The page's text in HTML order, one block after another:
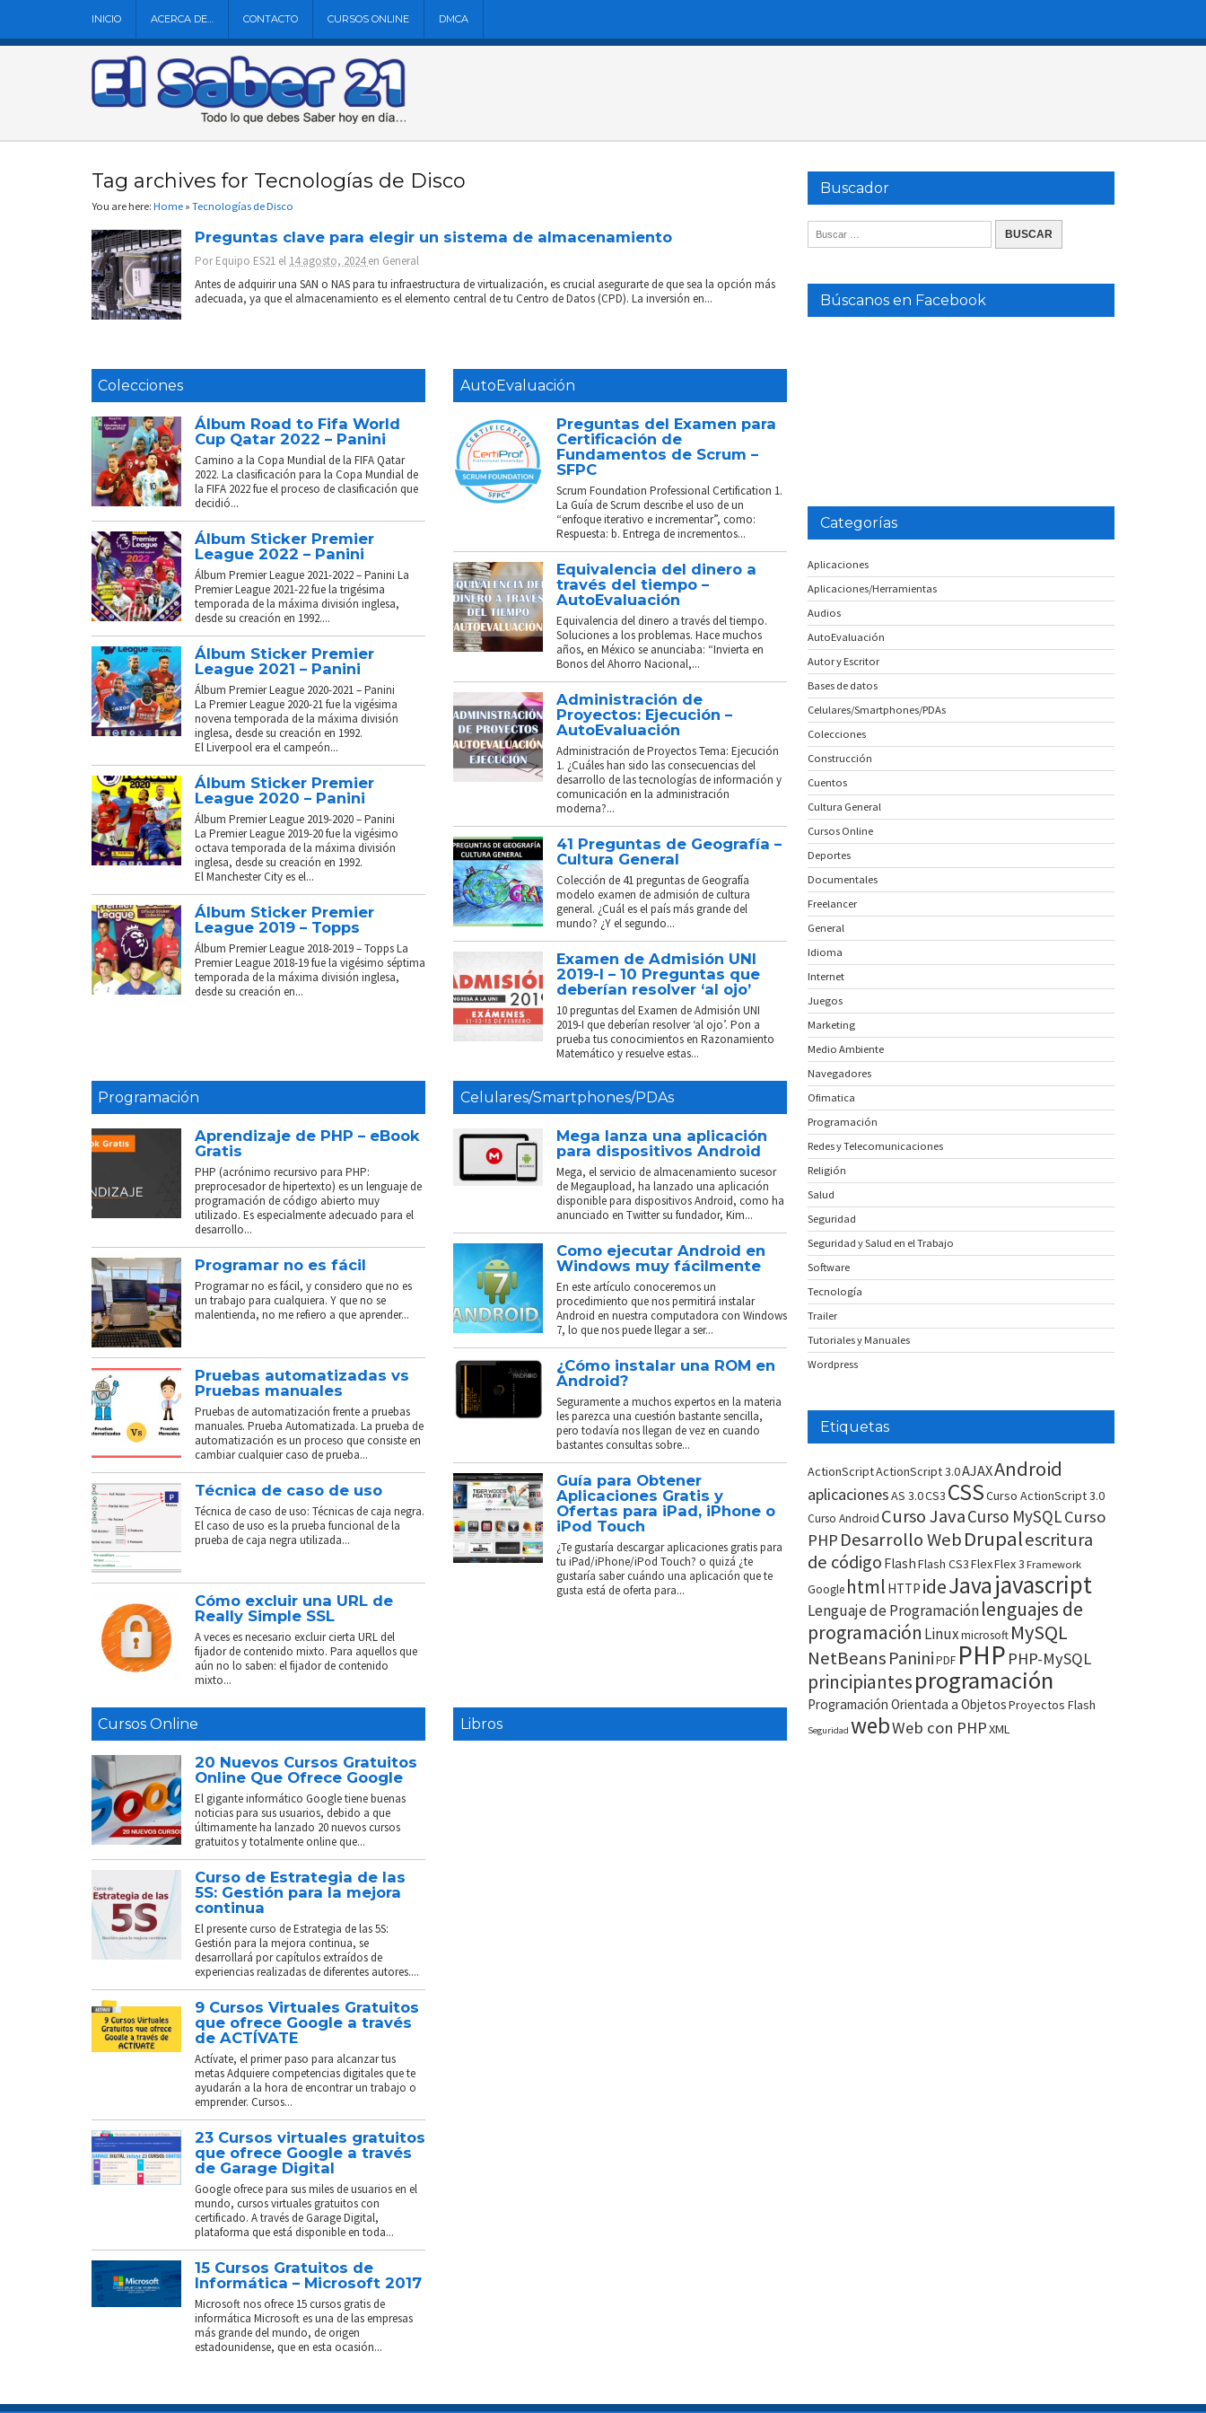
INICIO ACERCA DE… CONTACTO CURSOS ONLINE DMCA
Tag archives for Tecnologías de Disco
You are here: Home » Tecnologías de Disco
Preguntas clave para elegir un sistema de almacenamiento
PorEquipo ES21 el 14 agosto, 2024en General
Antes de adquirir una SAN o NAS para tu infraestructura de virtualización, es crucial asegurarte de que sea la opción más
adecuada, ya que el almacenamiento es el elemento central de tu Centro de Datos (CPD). La inversión en...
Colecciones
Álbum Road to Fifa World
Cup Qatar 2022 – Panini
Camino a la Copa Mundial de la FIFA Qatar
2022. La clasificación para la Copa Mundial de
la FIFA 2022 fue el proceso de clasificación que
decidió...
Álbum Sticker Premier
League 2022 – Panini
Álbum Premier League 2021-2022 – Panini La
Premier League 2021-22 fue la trigésima
temporada de la máxima división inglesa,
desde su creación en 1992....
Álbum Sticker Premier
League 2021 – Panini
Álbum Premier League 2020-2021 – Panini
La Premier League 2020-21 fue la vigésima
novena temporada de la máxima división
inglesa, desde su creación en 1992.
El Liverpool era el campeón...
Álbum Sticker Premier
League 2020 – Panini
Álbum Premier League 2019-2020 – Panini
La Premier League 2019-20 fue la vigésimo
octava temporada de la máxima división
inglesa, desde su creación en 1992.
El Manchester City es el...
Álbum Sticker Premier
League 2019 – Topps
Álbum Premier League 2018-2019 – Topps La
Premier League 2018-19 fue la vigésimo séptima
temporada de la máxima división inglesa,
desde su creación en...
AutoEvaluación
Preguntas del Examen para
Certificación de
Fundamentos de Scrum –
SFPC
Scrum Foundation Professional Certification 1.
La Guía de Scrum describe el uso de un
“enfoque iterativo e incrementar”, como:
Respuesta: b. Entrega de incrementos...
Equivalencia del dinero a
través del tiempo –
AutoEvaluación
Equivalencia del dinero a través del tiempo.
Soluciones a los problemas. Hace muchos
años, en México se anunciaba: “Invierta en
Bonos del Ahorro Nacional,...
Administración de
Proyectos: Ejecución –
AutoEvaluación
Administración de Proyectos Tema: Ejecución
1. ¿Cuáles han sido las consecuencias del
desarrollo de las tecnologías de información y
comunicación en la administración
moderna?...
41 Preguntas de Geografía –
Cultura General
Colección de 41 preguntas de Geografía
modelo examen de admisión de cultura
general. ¿Cuál es el país más grande del
mundo? ¿Y el segundo...
Examen de Admisión UNI
2019-I – 10 Preguntas que
deberían resolver ‘al ojo’
10 preguntas del Examen de Admisión UNI
2019-I que deberían resolver ‘al ojo’. Pon a
prueba tus conocimientos en Razonamiento
Matemático y resuelve estas...
Programación
Aprendizaje de PHP – eBook
Gratis
PHP (acrónimo recursivo para PHP:
preprocesador de hipertexto) es un lenguaje de
programación de código abierto muy
utilizado. Es especialmente adecuado para el
desarrollo...
Programar no es fácil
Programar no es fácil, y considero que no es
un trabajo para cualquiera. Y que no se
malentienda, no me refiero a que aprender...
Pruebas automatizadas vs
Pruebas manuales
Pruebas de automatización frente a pruebas
manuales. Prueba Automatizada. La prueba de
automatización es un proceso que consiste en
cambiar cualquier caso de prueba...
Técnica de caso de uso
Técnica de caso de uso: Técnicas de caja negra.
El caso de uso es la prueba funcional de la
prueba de caja negra utilizada...
Cómo excluir una URL de
Really Simple SSL
A veces es necesario excluir cierta URL del
fijador de contenido mixto. Para aquellos que
aún no lo saben: el fijador de contenido
mixto...
Celulares/Smartphones/PDAs
Mega lanza una aplicación
para dispositivos Android
Mega, el servicio de almacenamiento sucesor
de Megaupload, ha lanzado una aplicación
disponible para dispositivos Android, como ha
anunciado en Twitter su fundador, Kim...
Como ejecutar Android en
Windows muy fácilmente
En este artículo conoceremos un
procedimiento que nos permitirá instalar
Android en nuestra computadora con Windows
7, lo que nos puede llegar a ser...
¿Cómo instalar una ROM en
Android?
Seguramente a muchos expertos en la materia
les parezca una cuestión bastante sencilla,
pero todavía nos llegan de vez en cuando
bastantes consultas sobre...
Guía para Obtener
Aplicaciones Gratis y
Ofertas para iPad, iPhone o
iPod Touch
¿Te gustaría descargar aplicaciones gratis para
tu iPad/iPhone/iPod Touch? o quizá ¿te
gustaría saber cuándo una aplicación que te
gusta está de oferta para...
Cursos Online
20 Nuevos Cursos Gratuitos
Online Que Ofrece Google
El gigante informático Google tiene buenas
noticias para sus usuarios, debido a que
últimamente ha lanzado 20 nuevos cursos
gratuitos y totalmente online que...
Curso de Estrategia de las
5S: Gestión para la mejora
continua
El presente curso de Estrategia de las 5S:
Gestión para la mejora continua, se
desarrollará por capítulos extraídos de
experiencias realizadas de diferentes autores....
9 Cursos Virtuales Gratuitos
que ofrece Google a través
de ACTÍVATE
Actívate, el primer paso para alcanzar tus
metas Adquiere competencias digitales que te
ayudarán a la hora de encontrar un trabajo o
emprender. Cursos...
23 Cursos virtuales gratuitos
que ofrece Google a través
de Garage Digital
Google ofrece para sus miles de usuarios en el
mundo, cursos virtuales gratuitos con
certificado. A través de Garage Digital,
plataforma que está disponible en toda...
15 Cursos Gratuitos de
Informática – Microsoft 2017
Microsoft nos ofrece 15 cursos gratis de
informática Microsoft es una de las empresas
más grande del mundo, de origen
estadounidense, que en esta ocasión...
Libros
Buscador
Búscanos en Facebook
Categorías
Aplicaciones
Aplicaciones/Herramientas
Audios
AutoEvaluación
Autor y Escritor
Bases de datos
Celulares/Smartphones/PDAs
Colecciones
Construcción
Cuentos
Cultura General
Cursos Online
Deportes
Documentales
Freelancer
General
Idioma
Internet
Juegos
Marketing
Medio Ambiente
Navegadores
Ofimatica
Programación
Redes y Telecomunicaciones
Religión
Salud
Seguridad
Seguridad y Salud en el Trabajo
Software
Tecnología
Trailer
Tutoriales y Manuales
Wordpress
Etiquetas
ActionScriptActionScript 3.0AJAXAndroid
aplicacionesAS 3.0CS3 CSSCurso ActionScript 3.0
Curso Android Curso JavaCurso MySQLCurso
PHP Desarrollo WebDrupalescritura
de código FlashFlash CS3FlexFlex 3 Framework
Google html HTTP ideJavajavascript
Lenguaje de Programaciónlenguajes de
programación Linuxmicrosoft MySQL
NetBeans PaniniPDF PHP PHP-MySQL
principiantesprogramación
Programación Orientada a ObjetosProyectos Flash
Seguridad webWeb con PHPXML